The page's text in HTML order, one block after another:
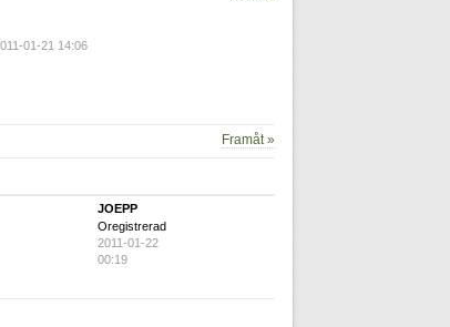
01-21 14:06
Framåt »
JOEPP
Oregistrerad
2011-01-22
00:19